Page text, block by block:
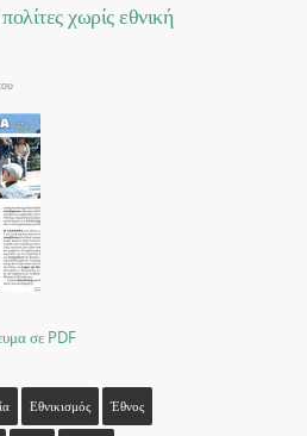
χωρίς εθνική
σε PDF
Εθνικισμός Έθνος